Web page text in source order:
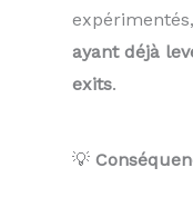
ayant déjà
exits.
💡